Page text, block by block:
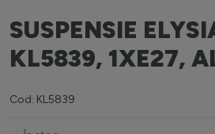
SUSPENSIE
KL5839, 1XE27,
Cod: KL5839